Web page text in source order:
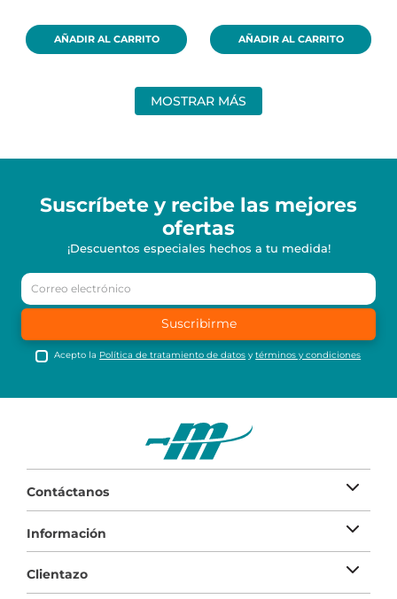
AÑADIR AL CARRITO AÑADIR AL CARRITO
MOSTRAR MÁS
Suscríbete y recibe las mejores
ofertas
¡Descuentos especiales hechos a tu medida!
Suscribirme
Acepto la Política de tratamiento de datos ytérminos y condiciones
Contáctanos
Información
Clientazo